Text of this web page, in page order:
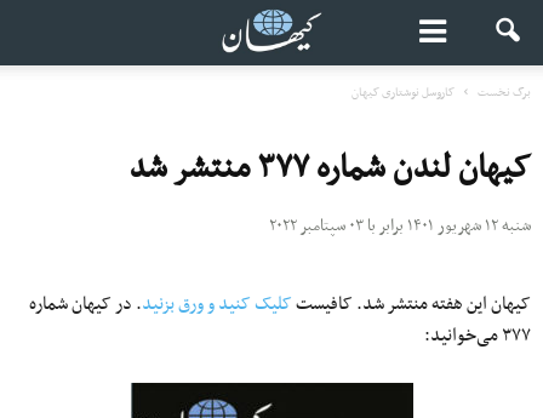
برگ نخست کاروسل نوشتاری کیهان
کیهان لندن شماره ۳۷۷ منتشر شد
شنبه ۱۲ شهریور ۱۴۰۱ برابر با ۰۳ سپتامبر ۲۰۲۲
کیهان این هفته منتشر شد. کافیستکلیک کنید و ورق بزنید. در کیهان شماره
۳۷۷ می‌خوانید: